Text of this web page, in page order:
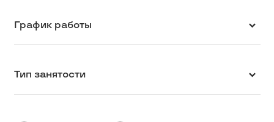
График работы
Тип занятости